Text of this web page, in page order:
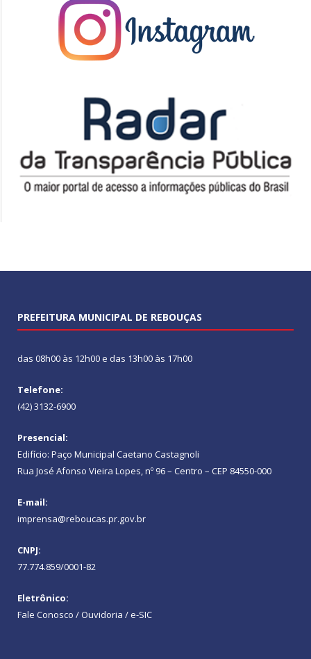
PREFEITURA MUNICIPAL DE REBOUÇAS
das 08h00 às 12h00 e das 13h00 às 17h00
Telefone:
(42) 3132-6900
Presencial:
Edifício: Paço Municipal Caetano Castagnoli
Rua José Afonso Vieira Lopes, nº 96 – Centro – CEP 84550-000
E-mail:
imprensa@reboucas.pr.gov.br
CNPJ:
77.774.859/0001-82
Eletrônico:
Fale Conosco / Ouvidoria / e-SIC